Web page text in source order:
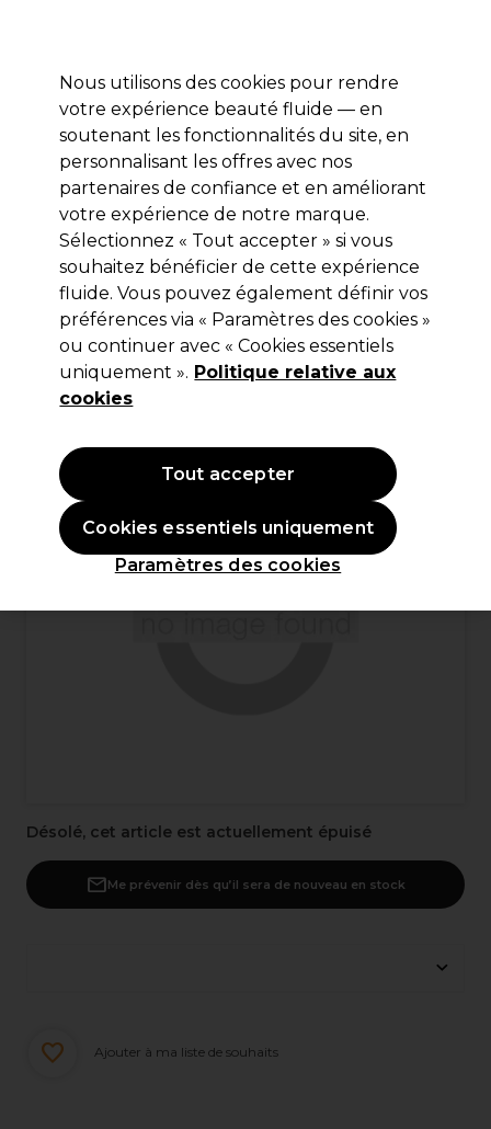
Se connecter
Marques Bons plans Coiffure Electro et Matériel
Livraison et délais
lire la suite
Sibel Tabouret RollerCoaster
Eccentric Argent
)
Non applicableHors TVA (TARIF
PROFESSIONNEL)
Désolé, cet article est actuellement épuisé
Me prévenir dès qu’il sera de nouveau en stock
Ajouter à ma liste de souhaits
Nous utilisons des cookies pour rendre
votre expérience beauté fluide — en
soutenant les fonctionnalités du site, en
personnalisant les offres avec nos
partenaires de confiance et en améliorant
votre expérience de notre marque.
Sélectionnez « Tout accepter » si vous
souhaitez bénéficier de cette expérience
fluide. Vous pouvez également définir vos
préférences via « Paramètres des cookies »
ou continuer avec « Cookies essentiels
uniquement ». Politique relative aux
cookies
Paramètres des cookies
Cookies essentiels uniquement
Tout accepter